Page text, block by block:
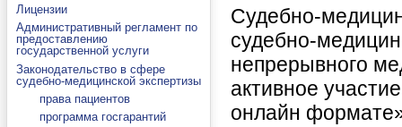
Лицензии
Административный регламент по
предоставлению
государственной услуги
Законодательство в сфере
судебно-медицинской экспертизы
права пациентов
программа госгарантий
Судебно-
судебно-
непрерывного
активное
онлайн